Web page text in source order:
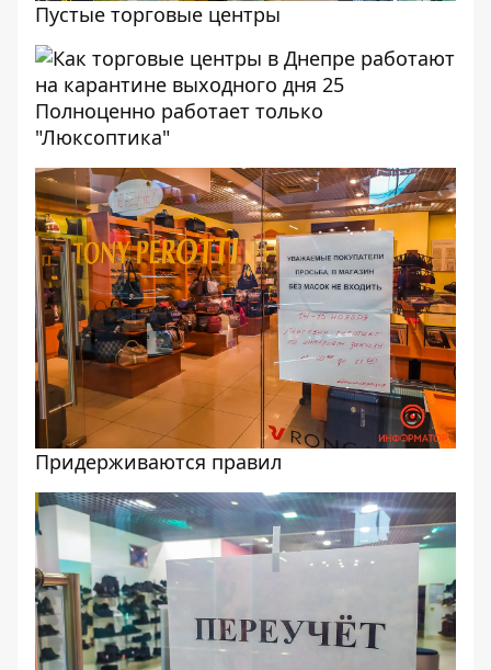
Пустые торговые центры
Полноценно работает только
"Люксоптика"
Придерживаются правил